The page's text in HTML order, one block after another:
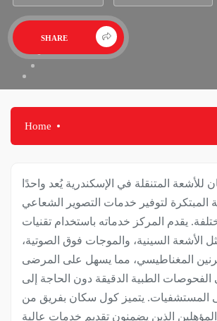
SHARE
Home
المتنقلة في الإسكندرية يُعد واحدًا
المبتكرة لتوفير خدمات التصوير الشعاعي
يقدم المركز خدماته باستخدام تقنيات
الأشعة السينية، والموجات فوق الصوتية،
المغناطيسي، مما يسهل على المرضى
الطبية الدقيقة دون الحاجة إلى
إلى المستشفيات. يتميز كول سكان بفريق من
المؤهلين الذين يضمنون تقديم خدمات عالية